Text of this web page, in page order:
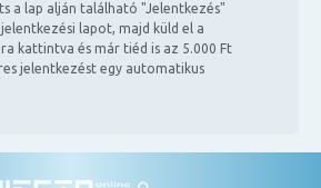
a lap alján található "Jelentkezés"
lapot, majd küld el a
kattintva és már tiéd is az 5.000 Ft
jelentkezést egy automatikus